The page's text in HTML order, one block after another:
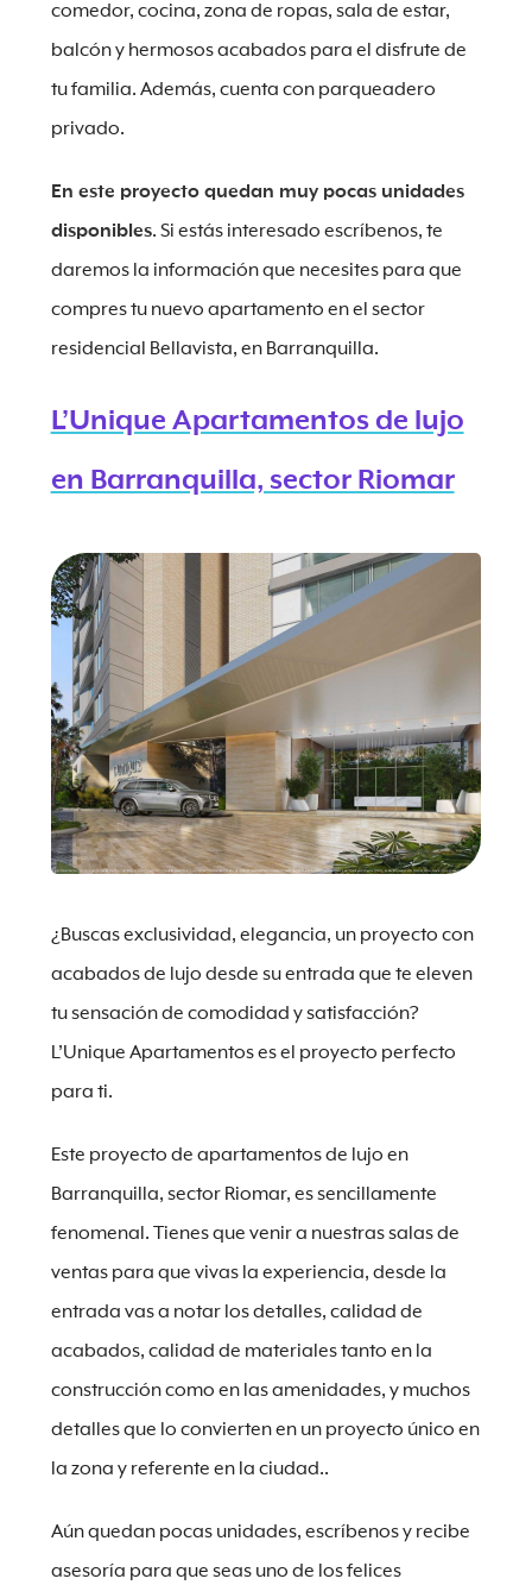
comedor, cocina, zona de ropas, sala de estar,
balcón y hermosos acabados para el disfrute de
tu familia. Además, cuenta con parqueadero
privado.
En este proyecto quedan muy pocas unidades
disponibles. Si estás interesado escríbenos, te
daremos la información que necesites para que
compres tu nuevo apartamento en el sector
residencial Bellavista, en Barranquilla.
L’Unique Apartamentos de lujo
en Barranquilla, sector Riomar
¿Buscas exclusividad, elegancia, un proyecto con
acabados de lujo desde su entrada que te eleven
tu sensación de comodidad y satisfacción?
L’Unique Apartamentos es el proyecto perfecto
para ti.
Este proyecto de apartamentos de lujo en
Barranquilla, sector Riomar, es sencillamente
fenomenal. Tienes que venir a nuestras salas de
ventas para que vivas la experiencia, desde la
entrada vas a notar los detalles, calidad de
acabados, calidad de materiales tanto en la
construcción como en las amenidades, y muchos
detalles que lo convierten en un proyecto único en
la zona y referente en la ciudad..
Aún quedan pocas unidades, escríbenos y recibe
asesoría para que seas uno de los felices